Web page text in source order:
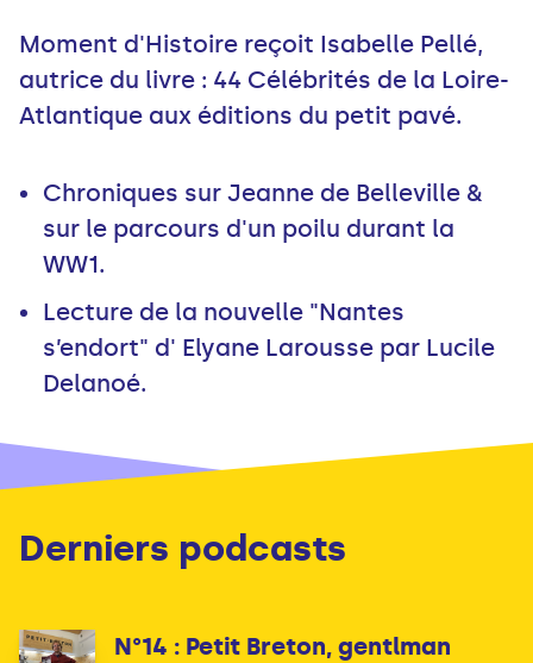
Moment d'Histoire reçoit Isabelle Pellé,
autrice du livre : 44 Célébrités de la Loire-
Atlantique aux éditions du petit pavé.
Chroniques sur Jeanne de Belleville &
sur le parcours d'un poilu durant la
WW1.
Lecture de la nouvelle "Nantes
s’endort" d' Elyane Larousse par Lucile
Delanoé.
Derniers podcasts
N°14 : Petit Breton, gentlman